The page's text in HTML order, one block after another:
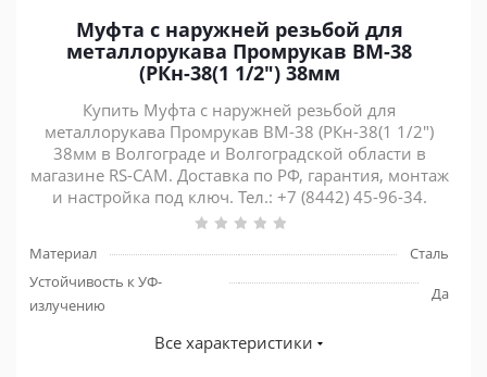
Муфта с наружней резьбой для
металлорукава Промрукав ВМ-38
(РКн-38(1 1/2") 38мм
Купить Муфта с наружней резьбой для
металлорукава Промрукав ВМ-38 (РКн-38(1 1/2")
38мм в Волгограде и Волгоградской области в
магазине RS-CAM. Доставка по РФ, гарантия, монтаж
и настройка под ключ. Тел.: +7 (8442) 45-96-34.
Материал
Сталь
Устойчивость к УФ-
излучению
Да
Все характеристики